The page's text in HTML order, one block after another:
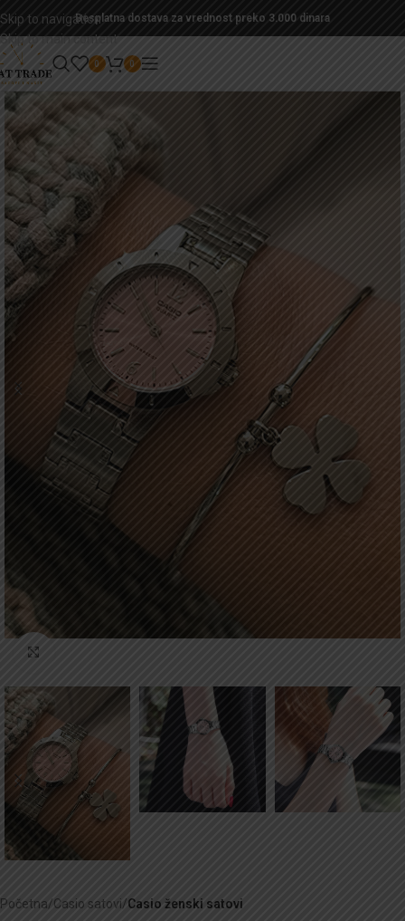
Skip to navigation
Skip to main content
Besplatna dostava za vrednost preko 3.000 dinara
0 0
Početna Casio satovi Casio ženski satovi